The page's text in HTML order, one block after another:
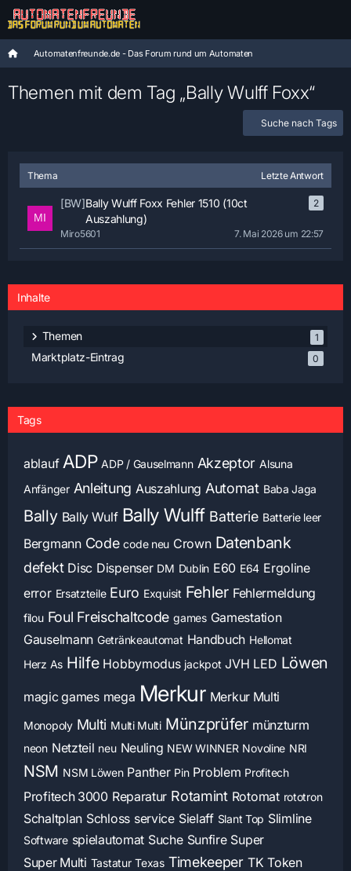
Automatenfreunde.de - Das Forum rund um Automaten
Themen mit dem Tag „Bally Wulff Foxx“
Suche nach Tags
Thema Letzte Antwort
[BW]Bally Wulff Foxx Fehler 1510 (10ct
Auszahlung)
2
Miro5601 7. Mai 2026 um 22:57
Inhalte
Themen 1
Marktplatz-Eintrag 0
Tags
ablauf ADP ADP / Gauselmann Akzeptor Alsuna
Anfänger Anleitung Auszahlung Automat Baba Jaga
Bally Bally Wulf Bally Wulff Batterie Batterie leer
Bergmann Code code neu Crown Datenbank
defekt Disc Dispenser DM Dublin E60 E64 Ergoline
error Ersatzteile Euro Exquisit Fehler Fehlermeldung
filou Foul Freischaltcode games Gamestation
Gauselmann Getränkeautomat Handbuch Hellomat
Herz As Hilfe Hobbymodus jackpot JVH LED Löwen
magic games mega Merkur Merkur Multi
Monopoly Multi Multi Multi Münzprüfer münzturm
neon Netzteil neu Neuling NEW WINNER Novoline NRI
NSM NSM Löwen Panther Pin Problem Profitech
Profitech 3000 Reparatur Rotamint Rotomat rototron
Schaltplan Schloss service Sielaff Slant Top Slimline
Software spielautomat Suche Sunfire Super
Super Multi Tastatur Texas Timekeeper TK Token